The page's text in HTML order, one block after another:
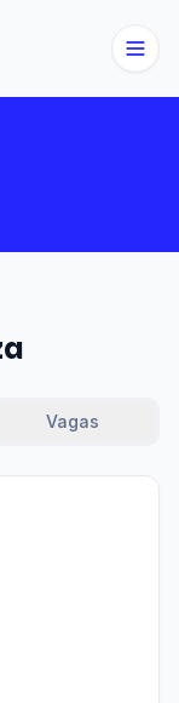
Vagas